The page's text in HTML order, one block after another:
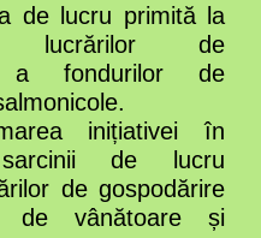
de lucru primită la
lucrărilor de
a fondurilor de
inițiativei în
sarcinii de lucru
de gospodărire
de vânătoare și